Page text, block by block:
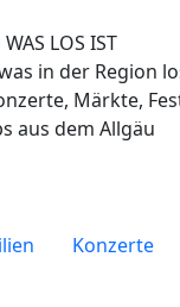
LOS IST
in der Region
Märkte,
aus dem Allgäu
Konzerte